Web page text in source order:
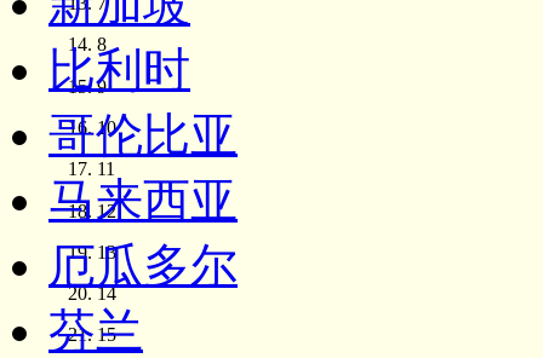
8
9
10
11
12
13
14
15
比利时
哥伦比亚
马来西亚
厄瓜多尔
芬兰